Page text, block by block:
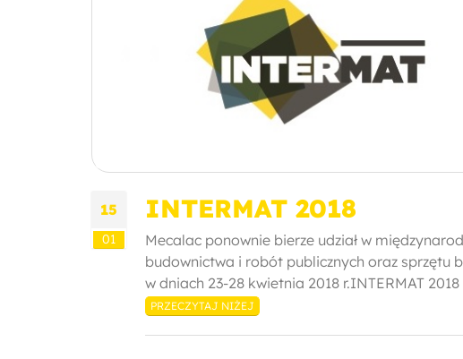
15
01
INTERMAT 2018
Mecalac ponownie bierze udział w
budownictwa i robót publicznych oraz sprzętu
w dniach 23-28 kwietnia 2018 r.INTERMAT
PRZECZYTAJ NIŻEJ